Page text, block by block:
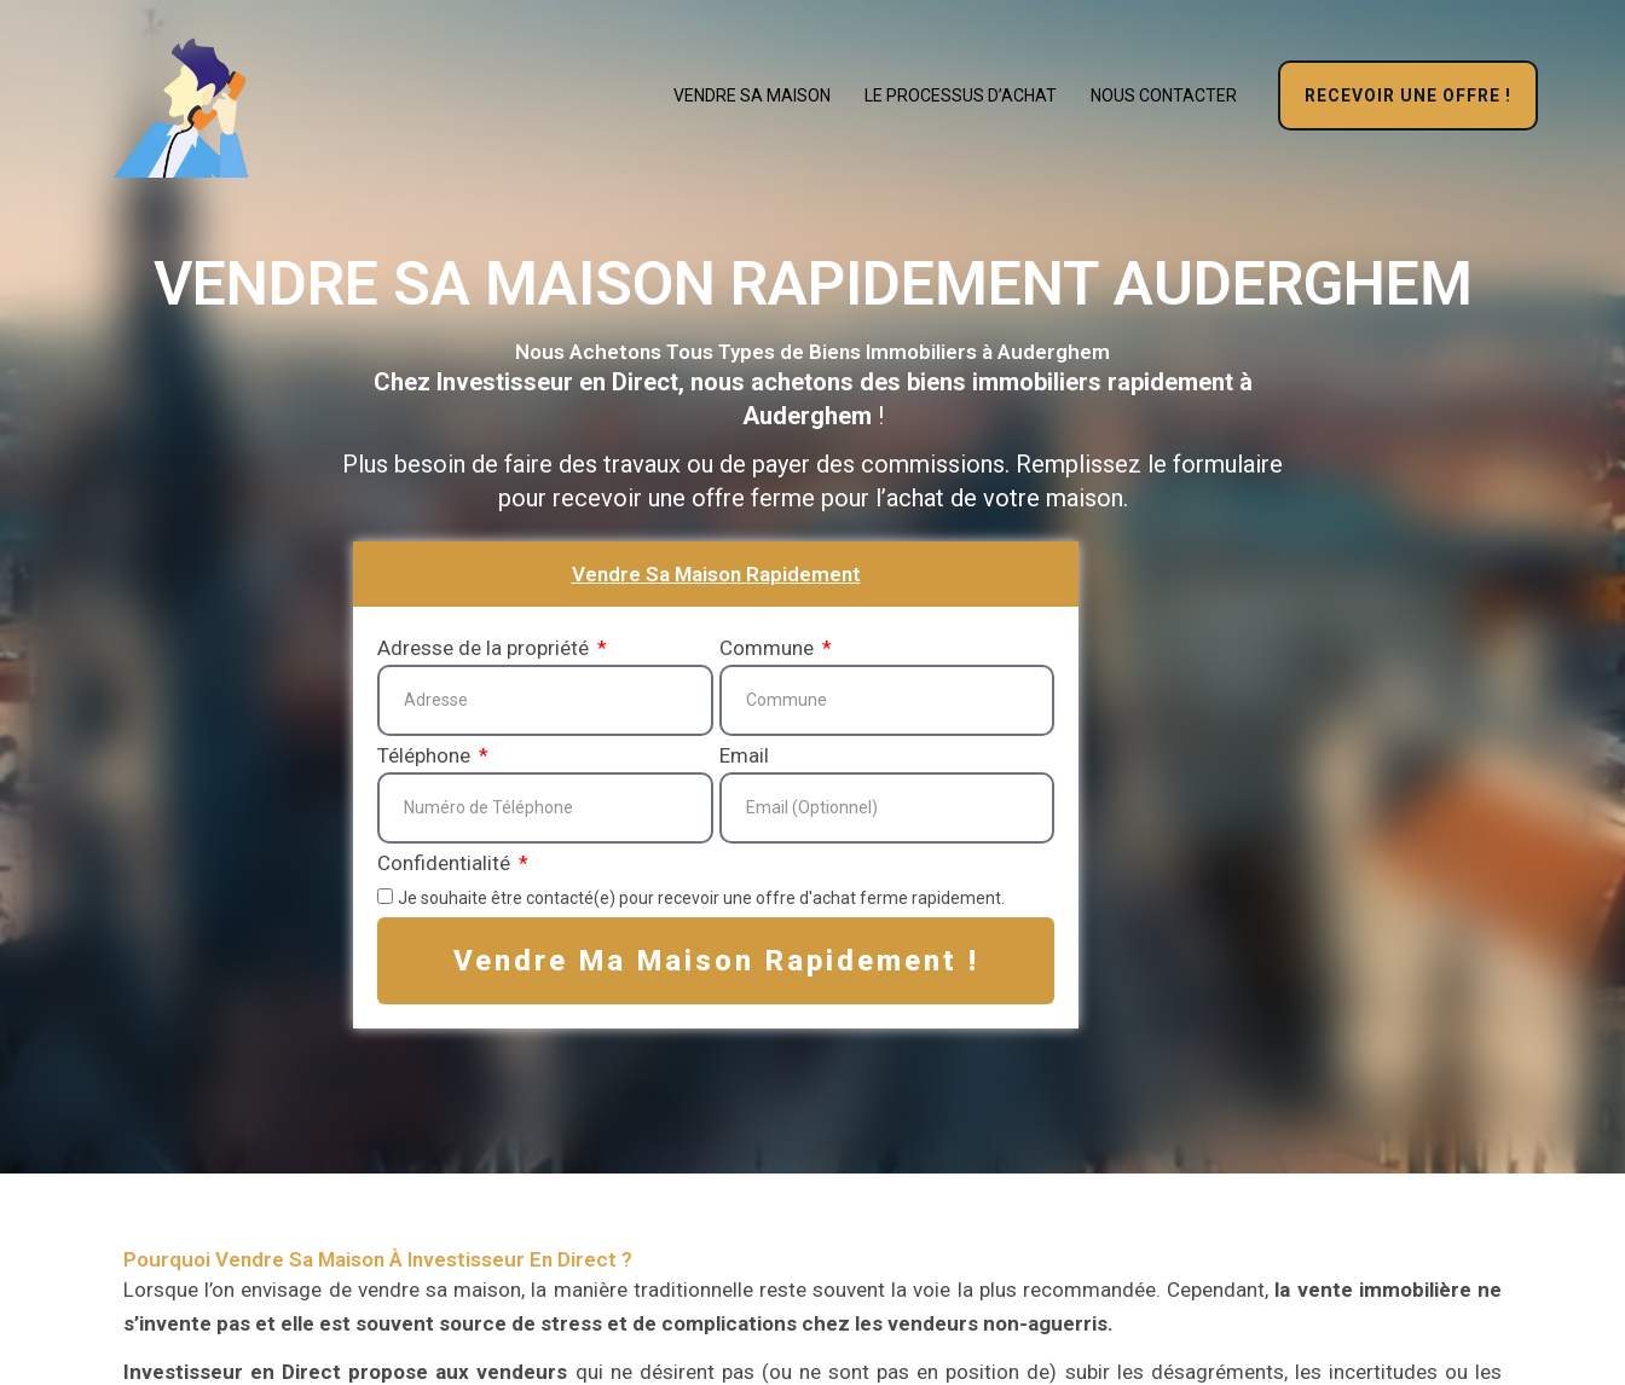
VENDRE SA MAISON LE PROCESSUS D’ACHAT NOUS CONTACTER RECEVOIR UNE OFFRE !
VENDRE SA MAISON RAPIDEMENT AUDERGHEM
Nous Achetons Tous Types de Biens Immobiliers à Auderghem
Chez Investisseur en Direct, nous achetons des biens immobiliers rapidement à
Auderghem !
Plus besoin de faire des travaux ou de payer des commissions. Remplissez le formulaire
pour recevoir une offre ferme pour l’achat de votre maison.
Vendre Sa Maison Rapidement
Adresse de la propriété Commune
Téléphone Email
Confidentialité
Je souhaite être contacté(e) pour recevoir une offre d'achat ferme rapidement.
Vendre Ma Maison Rapidement !
Pourquoi Vendre Sa Maison À Investisseur En Direct ?
Lorsque l’on envisage de vendre sa maison, la manière traditionnelle reste souvent la voie la plus recommandée. Cependant, la vente immobilière ne
s’invente pas et elle est souvent source de stress et de complications chez les vendeurs non-aguerris.
Investisseur en Direct propose aux vendeurs qui ne désirent pas (ou ne sont pas en position de) subir les désagréments, les incertitudes ou les